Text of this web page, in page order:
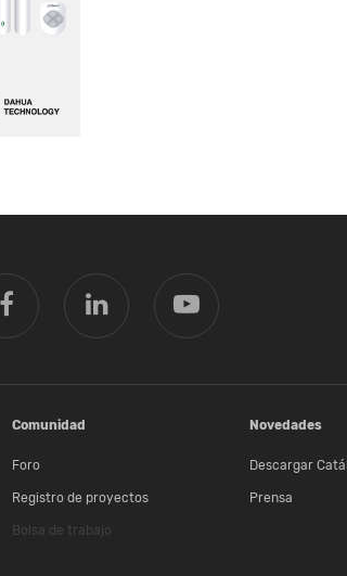
Comunidad
Foro
Registro de proyectos
Bolsa de trabajo
Novedades
Descargar
Prensa